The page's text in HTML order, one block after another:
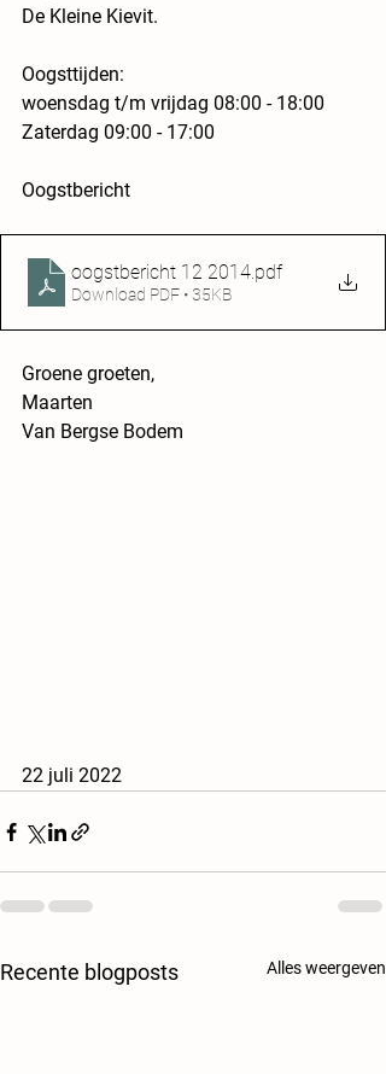
De Kleine Kievit.
Oogsttijden:
woensdag t/m vrijdag 08:00 - 18:00
Zaterdag 09:00 - 17:00
Oogstbericht
oogstbericht 12 2014 .pdf
Download PDF • 35KB
Groene groeten,
Maarten
Van Bergse Bodem
22 juli 2022
Recente blogposts Alles weergeven